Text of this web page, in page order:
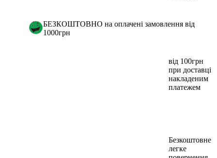
БЕЗКОШТОВНО на оплачені замовлення від
1000грн
від 100грн
при доставці
накладеним
платежем
Безкоштовне
легке